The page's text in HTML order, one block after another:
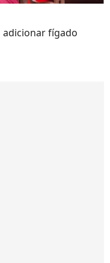
adicionar fígado